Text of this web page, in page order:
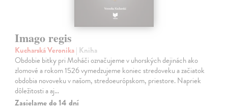
Imago regis
Kucharská Veronika| Kniha
Obdobie bitky pri Moháči označujeme v uhorských dejinách ako
zlomové a rokom 1526 vymedzujeme koniec stredoveku a začiatok
obdobia novoveku v našom, stredoeurópskom, priestore. Napriek
dôležitosti a aj…
Zasielame do 14 dní